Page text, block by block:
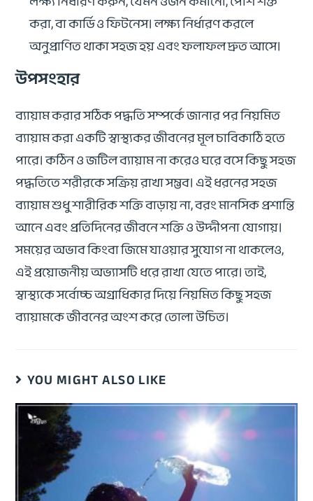
করা, বা কার্ডিও ফিটনেস। লক্ষ্য নির্ধারণ করলে
অনুপ্রাণিত থাকা সহজ হয় এবং ফলাফল দ্রুত আসে।
উপসংহার
ব্যায়াম করার সঠিক পদ্ধতি সম্পর্কে জানার পর নিয়মিত
ব্যায়াম করা একটি স্বাস্থ্যকর জীবনের মূল চাবিকাঠি হতে
পারে। কঠিন ও জটিল ব্যায়াম না করেও ঘরে বসে কিছু সহজ
পদ্ধতিতে শরীরকে সক্রিয় রাখা সম্ভব। এই ধরনের সহজ
ব্যায়াম শুধু শারীরিক শক্তি বাড়ায় না, বরং মানসিক প্রশান্তি
আনে এবং প্রতিদিনের জীবনে শক্তি ও উদ্দীপনা যোগায়।
সময়ের অভাব কিংবা জিমে যাওয়ার সুযোগ না থাকলেও,
এই প্রয়োজনীয় অভ্যাসটি ধরে রাখা যেতে পারে। তাই,
স্বাস্থ্যকে সর্বোচ্চ অগ্রাধিকার দিয়ে নিয়মিত কিছু সহজ
ব্যায়ামকে জীবনের অংশ করে তোলা উচিত।
YOU MIGHT ALSO LIKE